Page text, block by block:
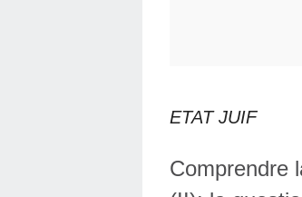
ETAT JUIF
Comprendre